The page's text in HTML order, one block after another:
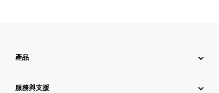
產品
服務與支援